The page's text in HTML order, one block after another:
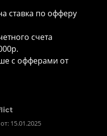
ставка по офферу
счета
с офферами от
15.01.2025